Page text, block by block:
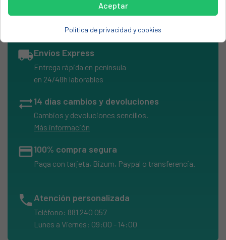
local_shippingEnvíos Express
Entrega rápida en península
en 24/48h laborables
sync_alt14 días cambios y devoluciones
Cambios y devoluciones sencillos.
Más información
credit_card100% compra segura
Paga con tarjeta, Bizum, Paypal o transferencia.
phone Atención personalizada
Teléfono: 881 240 057
Lunes a Viernes: 09:00 - 14:00
Aceptar
Política de privacidad y cookies